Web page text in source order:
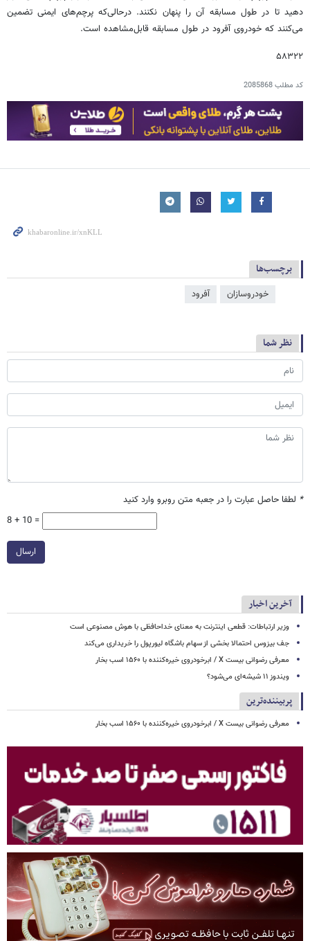
دهید تا در طول مسابقه آن را پنهان نکنند. درحالی‌که پرچم‌های ایمنی تضمین
می‌کنند که خودروی آفرود در طول مسابقه قابل‌مشاهده است.
۵۸۳۲۲
کد مطلب2085868
برچسب‌ها
خودروسازان آفرود
نظر شما
* لطفا حاصل عبارت را در جعبه متن روبرو وارد کنید
8 + 10 =
ارسال
آخرین اخبار
وزیر ارتباطات: قطعی اینترنت به معنای خداحافظی با هوش مصنوعی است
جف بیزوس احتمالا بخشی از سهام باشگاه لیورپول را خریداری می‌کند
معرفی رضوانی بیست X / ابرخودروی خیره‌کننده با ۱۵۶۰ اسب بخار
ویندوز ۱۱ شیشه‌ای می‌شود؟
پربیننده‌ترین
معرفی رضوانی بیست X / ابرخودروی خیره‌کننده با ۱۵۶۰ اسب بخار